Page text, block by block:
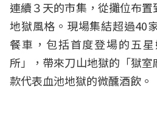
連續３天的市集，從攤位布
地獄風格。現場集結超過40
餐車，包括首度登場的五
所」，帶來刀山地獄的「獄
款代表血池地獄的微醺酒飲。